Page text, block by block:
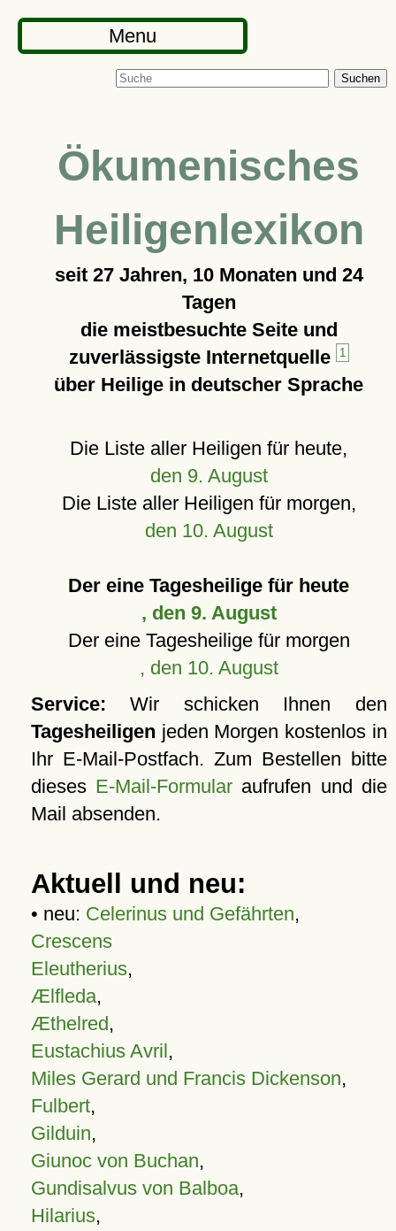
Menu
Suchen
Ökumenisches
Heiligenlexikon
seit 27 Jahren, 10 Monaten und 24
Tagen
die meistbesuchte Seite und
zuverlässigste Internetquelle
1
über Heilige in deutscher Sprache
Die Liste aller Heiligen für heute,
den 9. August
Die Liste aller Heiligen für morgen,
den 10. August
Der eine Tagesheilige für heute
, den 9. August
Der eine Tagesheilige für morgen
, den 10. August
Service: Wir schicken Ihnen den
Tagesheiligen jeden Morgen kostenlos in
Ihr E-Mail-Postfach. Zum Bestellen bitte
dieses E-Mail-Formular aufrufen und die
Mail absenden.
Aktuell und neu:
• neu: Celerinus und Gefährten,
Crescens
Eleutherius,
Ælfleda,
Æthelred,
Eustachius Avril,
Miles Gerard und Francis Dickenson,
Fulbert,
Gilduin,
Giunoc von Buchan,
Gundisalvus von Balboa,
Hilarius,